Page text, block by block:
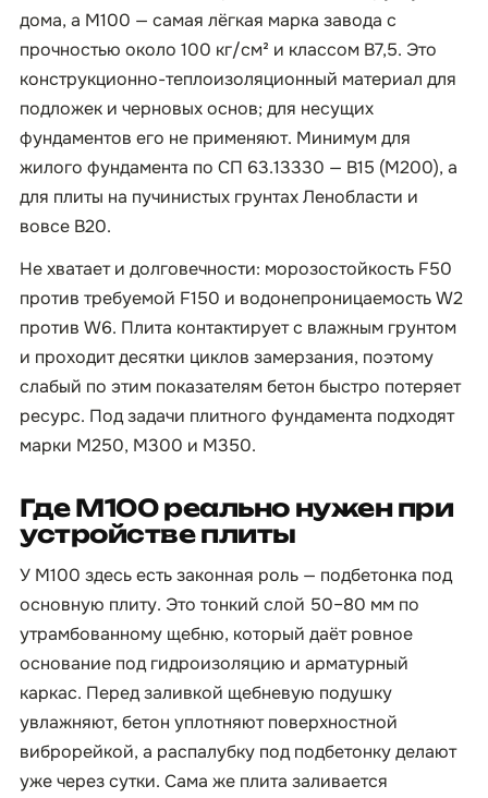
дома, а М100 — самая лёгкая марка завода с
прочностью около 100 кг/см² и классом B7,5. Это
конструкционно-теплоизоляционный материал для
подложек и черновых основ; для несущих
фундаментов его не применяют. Минимум для
жилого фундамента по СП 63.13330 — B15 (М200), а
для плиты на пучинистых грунтах Ленобласти и
вовсе B20.
Не хватает и долговечности: морозостойкость F50
против требуемой F150 и водонепроницаемость W2
против W6. Плита контактирует с влажным грунтом
и проходит десятки циклов замерзания, поэтому
слабый по этим показателям бетон быстро потеряет
ресурс. Под задачи плитного фундамента подходят
марки М250, М300 и М350.
Где М100 реально нужен при
устройстве плиты
У М100 здесь есть законная роль — подбетонка под
основную плиту. Это тонкий слой 50–80 мм по
утрамбованному щебню, который даёт ровное
основание под гидроизоляцию и арматурный
каркас. Перед заливкой щебневую подушку
увлажняют, бетон уплотняют поверхностной
виброрейкой, а распалубку под подбетонку делают
уже через сутки. Сама же плита заливается